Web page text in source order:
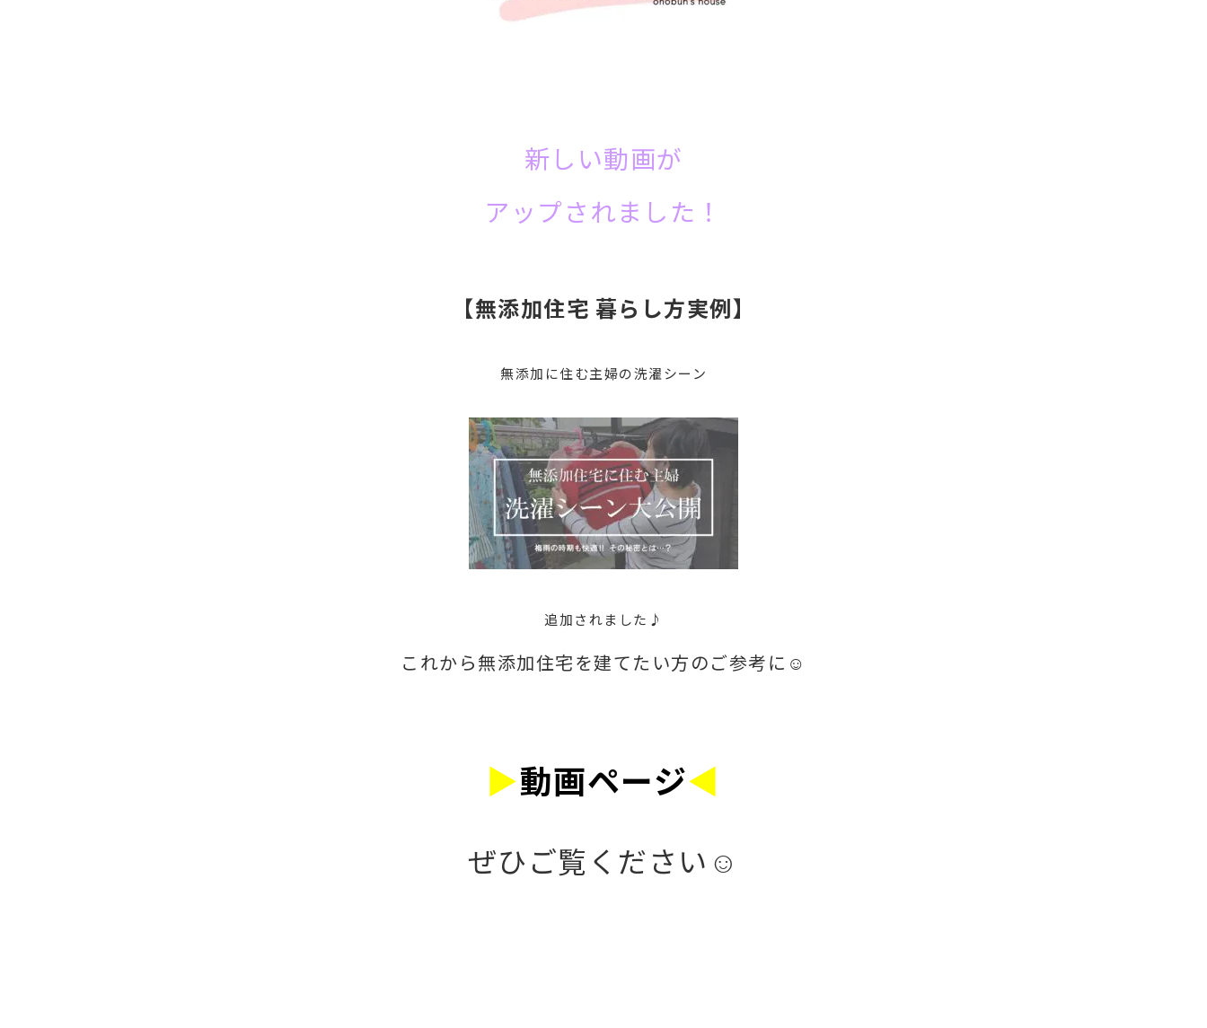
新しい動画が
アップされました！
【無添加住宅 暮らし方実例】
無添加に住む主婦の洗濯シーン
追加されました♪
これから無添加住宅を建てたい方のご参考に☺
▶動画ページ◀
ぜひご覧ください☺